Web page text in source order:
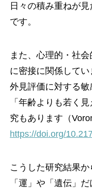
日々の積み重ねが
です。
また、心理的・社
に密接に関係して
外見評価に対する
「年齢よりも若く
究もあります（
https://doi.org/
こうした研究結果
「運」や「遺伝」